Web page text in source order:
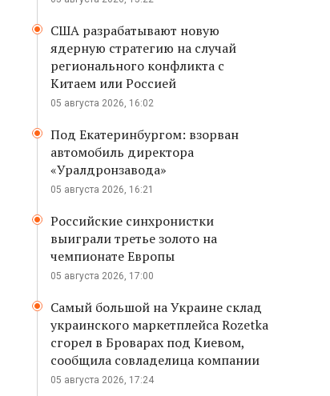
США разрабатывают новую
ядерную стратегию на случай
регионального конфликта с
Китаем или Россией
05 августа 2026, 16:02
Под Екатеринбургом: взорван
автомобиль директора
«Уралдронзавода»
05 августа 2026, 16:21
Российские синхронистки
выиграли третье золото на
чемпионате Европы
05 августа 2026, 17:00
Самый большой на Украине склад
украинского маркетплейса Rozetka
сгорел в Броварах под Киевом,
сообщила совладелица компании
05 августа 2026, 17:24